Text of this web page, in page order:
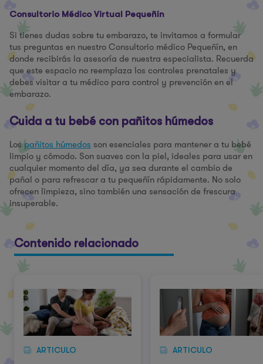
Consultorio Médico Virtual Pequeñín
Si tienes dudas sobre tu embarazo, te invitamos a formular
tus preguntas en nuestro Consultorio médico Pequeñín, en
donde recibirás la asesoría de nuestra especialista. Recuerda
que este espacio no reemplaza los controles prenatales y
debes visitar a tu médico para control y prevención en el
embarazo.
Cuida a tu bebé con pañitos húmedos
Lospañitos húmedos son esenciales para mantener a tu bebé
limpio y cómodo. Son suaves con la piel, ideales para usar en
cualquier momento del día, ya sea durante el cambio de
pañal o para refrescar a tu pequeñín rápidamente. No solo
ofrecen limpieza, sino también una sensación de frescura
insuperable.
Contenido relacionado
ARTICULO ARTICULO